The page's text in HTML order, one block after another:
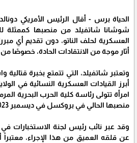
الحياة برس - أقال الرئيس الأمريكي
شوشانا شاتفيلد من منصبها كممثلة
العسكرية لحلف الناتو، دون تقديم أي
أثار موجة من الانتقادات الحادة، خصوصًا
وتعتبر شاتفيلد، التي تتمتع بخبرة
أبرز القيادات العسكرية النسائية في
امرأة تتولى رئاسة كلية الحرب البحرية
منصبها الحالي في بروكسل في ديسمبر 2023.
وقد عبر نائب رئيس لجنة الاستخبارات
عن قلقه العميق من هذا الإجراء،